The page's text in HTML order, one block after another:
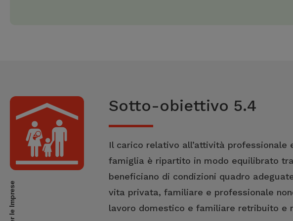
Sotto-obiettivo 5.4
Il carico relativo all’attività
famiglia è ripartito in modo equilibrato
beneficiano di condizioni quadro
vita privata, familiare e professionale
lavoro domestico e familiare retribuito e
per le Imprese